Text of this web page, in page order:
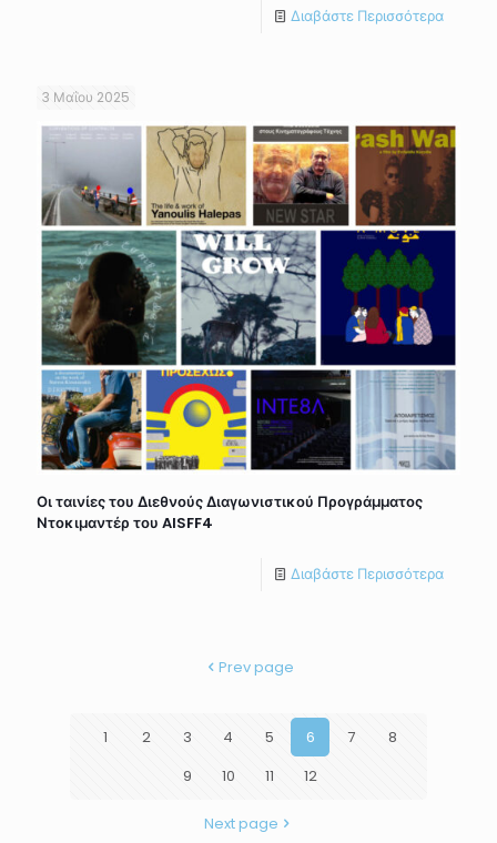
Διαβάστε Περισσότερα
3 Μαΐου 2025
Οι ταινίες του Διεθνούς Διαγωνιστικού Προγράμματος
Ντοκιμαντέρ του AISFF4
Διαβάστε Περισσότερα
Prev page
1 2 3 4 5 6 7
8
9
10 11 12
Next page